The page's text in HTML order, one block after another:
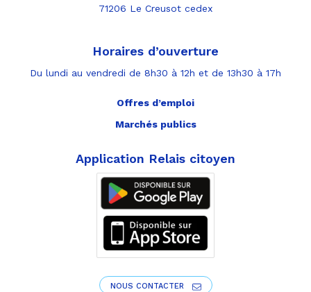
71206 Le Creusot cedex
Horaires d’ouverture
Du lundi au vendredi de 8h30 à 12h et de 13h30 à 17h
Offres d’emploi
Marchés publics
Application Relais citoyen
NOUS CONTACTER